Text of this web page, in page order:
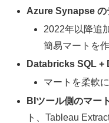
Azure Synapse の
2022年以降追
簡易マートを
Databricks SQL +
マートを柔軟
BIツール側のマー
ト、Tableau Extract